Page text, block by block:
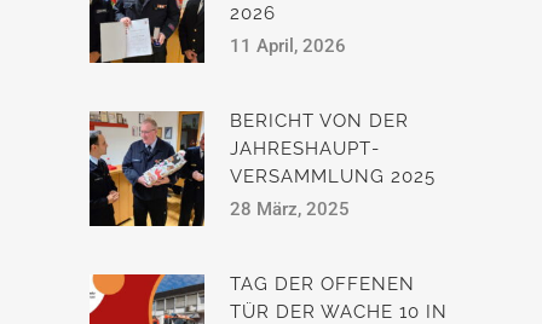
2026
11 April, 2026
BERICHT VON DER
JAHRESHAUPT­
VERSAMMLUNG 2025
28 März, 2025
TAG DER OFFENEN
TÜR DER WACHE 10 IN